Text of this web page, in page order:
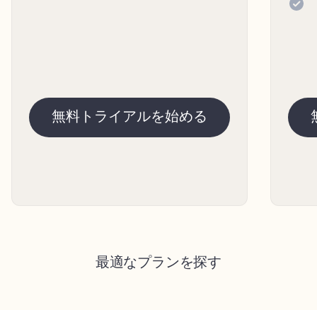
無料トライアルを始める
最適なプランを探す